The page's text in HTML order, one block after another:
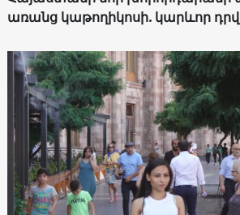
առանց կաթողիկոսի. կարևոր